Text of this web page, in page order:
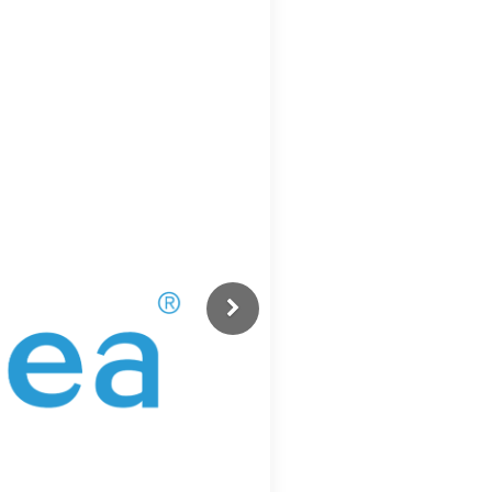
Previous